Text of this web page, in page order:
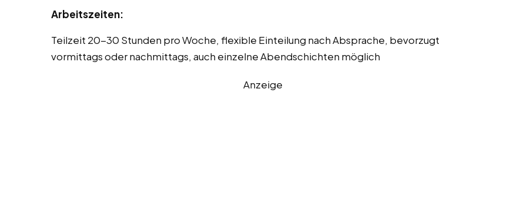
Arbeitszeiten:
Teilzeit 20-30 Stunden pro Woche, flexible Einteilung nach Absprache, bevorzugt
vormittags oder nachmittags, auch einzelne Abendschichten möglich
Anzeige